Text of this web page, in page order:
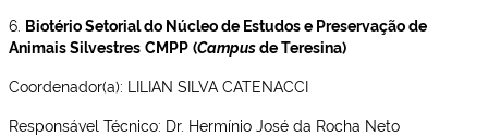
6. Biotério Setorial do Núcleo de Estudos e Preservação de
Animais Silvestres CMPP (Campusde Teresina)
Coordenador(a): LILIAN SILVA CATENACCI
Responsável Técnico: Dr. Hermínio José da Rocha Neto